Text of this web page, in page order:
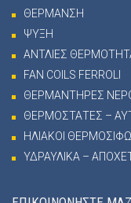
ΘΕΡΜΑΝΣΗ
ΨΥΞΗ
ΑΝΤΛΙΕΣ
FAN COILS FERROLI
ΘΕΡΜΑΝΤΗΡΕΣ
ΘΕΡΜΟΣΤΑΤΕΣ –
ΗΛΙΑΚΟΙ
ΥΔΡΑΥΛΙΚΑ –